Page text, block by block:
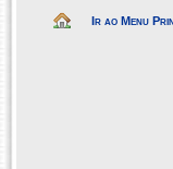
Ir ao Menu